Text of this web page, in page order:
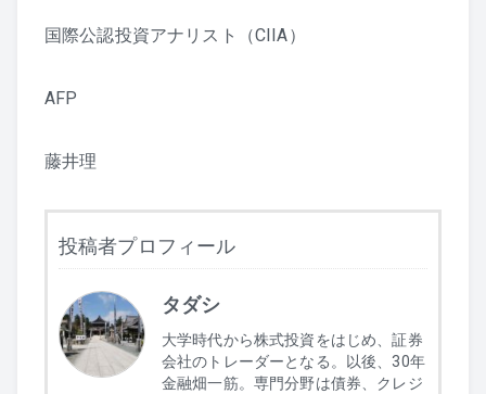
国際公認投資アナリスト（CIIA）
AFP
藤井理
投稿者プロフィール
タダシ
大学時代から株式投資をはじめ、証券
会社のトレーダーとなる。以後、30年
金融畑一筋。専門分野は債券、クレジ